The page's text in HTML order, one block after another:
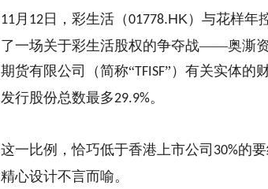
11月 12 日，彩生活 （01778.HK） 与花样年
了一场关于彩生活股权的争夺战——奥澌
期货有限公司（简称“TFISF” ）有关实体的
发行股份总数最多29.9%。
这一比例，恰巧低于香港上市公司 30%的
精心设计不言而喻。